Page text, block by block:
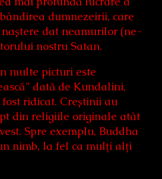
dumnezeirii, care
dat neamurilor (ne-
nostru Satan.
multe picturi este
dată de Kundalini,
fost ridicat. Creștinii au
din religiile originale atât
Spre exemplu, Buddha
nimb, la fel ca mulți alți